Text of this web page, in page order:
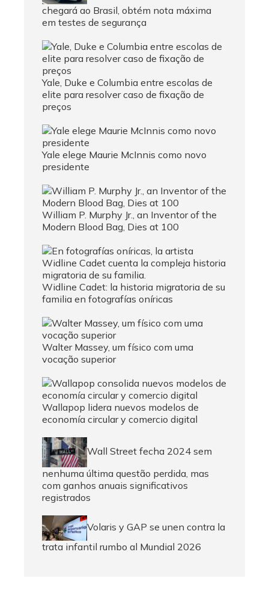
chegará ao Brasil, obtém nota máxima
em testes de segurança
Yale, Duke e Columbia entre escolas de
elite para resolver caso de fixação de
preços
Yale elege Maurie McInnis como novo
presidente
William P. Murphy Jr., an Inventor of the
Modern Blood Bag, Dies at 100
Widline Cadet: la historia migratoria de su
familia en fotografías oníricas
Walter Massey, um físico com uma
vocação superior
Wallapop lidera nuevos modelos de
economía circular y comercio digital
Wall Street fecha 2024 sem
nenhuma última questão perdida, mas
com ganhos anuais significativos
registrados
Volaris y GAP se unen contra la
trata infantil rumbo al Mundial 2026